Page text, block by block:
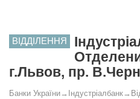
ВІДДІЛЕННЯ
г.Львов, пр.
Банки України→ Індустріалбанк→